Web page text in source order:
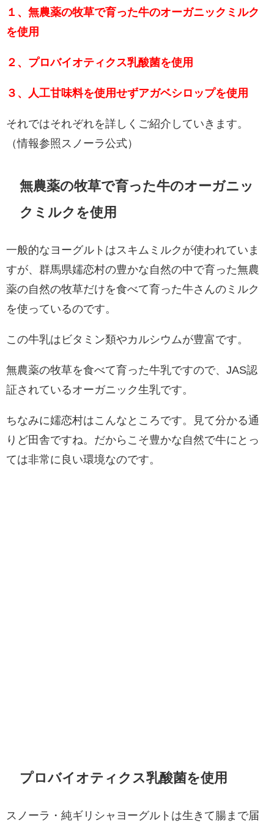
１、無農薬の牧草で育った牛のオーガニックミルク
を使用
２、プロバイオティクス乳酸菌を使用
３、人工甘味料を使用せずアガベシロップを使用
それではそれぞれを詳しくご紹介していきます。
（情報参照 スノーラ公式）
無農薬の牧草で育った牛のオーガニッ
クミルクを使用
一般的なヨーグルトはスキムミルクが使われていま
すが、群馬県嬬恋村の豊かな自然の中で育った無農
薬の自然の牧草だけを食べて育った牛さんのミルク
を使っているのです。
この牛乳はビタミン類やカルシウムが豊富です。
無農薬の牧草を食べて育った牛乳ですので、JAS認
証されているオーガニック生乳です。
ちなみに嬬恋村はこんなところです。見て分かる通
りど田舎ですね。だからこそ豊かな自然で牛にとっ
ては非常に良い環境なのです。
プロバイオティクス乳酸菌を使用
スノーラ・純ギリシャヨーグルトは生きて腸まで届